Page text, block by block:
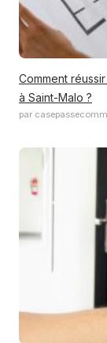
Comment
à Saint-Malo ?
par